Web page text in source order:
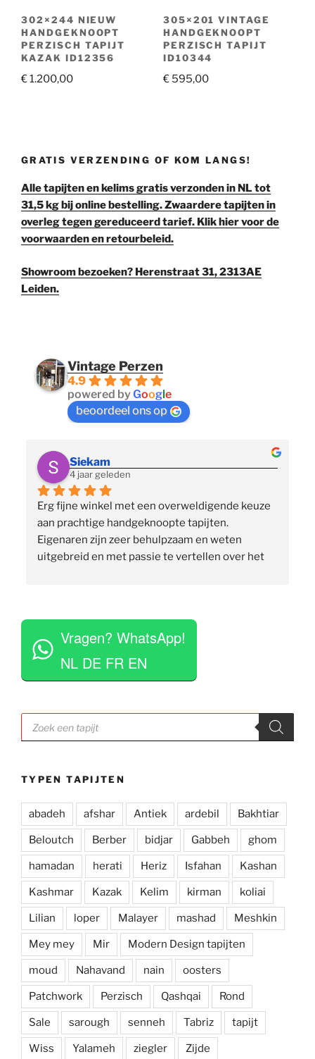
302×244 NIEUW
HANDGEKNOOPT
PERZISCH TAPIJT
KAZAK ID12356
€1.200,00
305×201 VINTAGE
HANDGEKNOOPT
PERZISCH TAPIJT
ID10344
€595,00
GRATIS VERZENDING OF KOM LANGS!
Alle tapijten en kelims gratis verzonden in NL tot
31,5 kg bij online bestelling. Zwaardere tapijten in
overleg tegen gereduceerd tarief. Klik hier voor de
voorwaarden en retourbeleid.
Showroom bezoeken? Herenstraat 31, 2313AE
Leiden.
Vintage Perzen
4.9
powered byGoogle
beoordeel ons op
Siekam
4 jaar geleden
Erg fijne winkel met een overweldigende keuze
aan prachtige handgeknoopte tapijten.
Eigenaren zijn zeer behulpzaam en weten
uitgebreid en met passie te vertellen over het
tapijten voor je uit te rollen. Tegelijkertijd niet
opdringerig en geven je rustig de tijd om je
eigen keuze te maken. Tevens erg competitieve
prijzen. Al met al een zeer positieve ervaring en
Vragen? WhatsApp!
NL DE FR EN
Producten
zoeken
TYPEN TAPIJTEN
abadeh afshar Antiek ardebil Bakhtiar
Beloutch Berber bidjar Gabbeh ghom
hamadan herati Heriz Isfahan Kashan
Kashmar Kazak Kelim kirman koliai
Lilian loper Malayer mashad Meshkin
Mey mey Mir Modern Design tapijten
moud Nahavand nain oosters
Patchwork Perzisch Qashqai Rond
Sale sarough senneh Tabriz tapijt
Wiss Yalameh ziegler Zijde